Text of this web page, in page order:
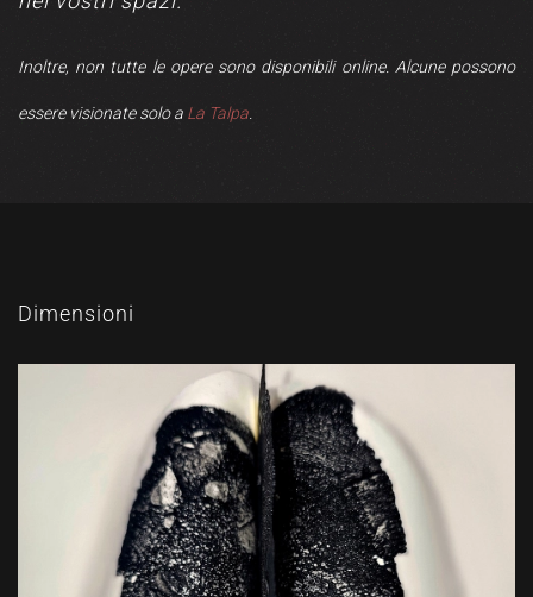
Inoltre, non tutte le opere sono disponibili online. Alcune possono
essere visionate solo a La Talpa
Dimensioni